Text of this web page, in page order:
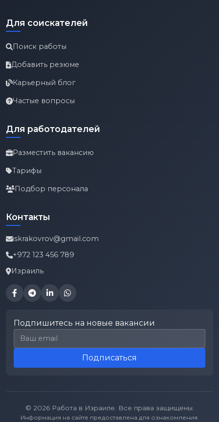
Для соискателей
Поиск работы
Добавить резюме
Карьерный блог
Частые вопросы
Для работодателей
Разместить вакансию
Тарифы
Подбор персонала
Контакты
iskrakovrov@gmail.com
+972 123 456 789
Израиль
Подпишитесь на новые вакансии
Email для подписки
Подписаться
© 2026 Работа в Израиле. Все права защищены.
Информация на сайте предоставлена для ознакомления.